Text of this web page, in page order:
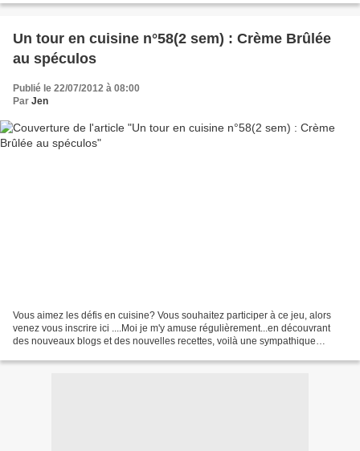
Un tour en cuisine n°58(2 sem) : Crème Brûlée
au spéculos
Publié le 22/07/2012 à 08:00
Par Jen
Vous aimez les défis en cuisine? Vous souhaitez participer à ce jeu, alors
venez vous inscrire ici ....Moi je m'y amuse régulièrement...en découvrant
des nouveaux blogs et des nouvelles recettes, voilà une sympathique